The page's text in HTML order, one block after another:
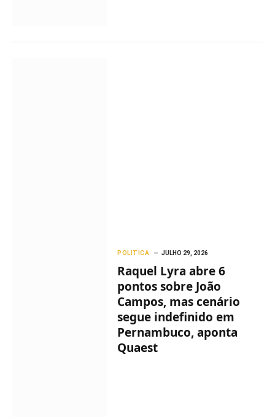
POLITICA JULHO 29, 2026
Raquel Lyra abre 6
pontos sobre João
Campos, mas cenário
segue indefinido em
Pernambuco, aponta
Quaest